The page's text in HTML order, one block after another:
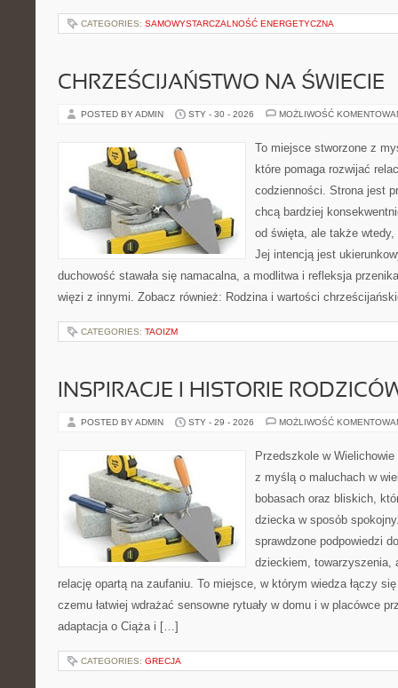
CATEGORIES: SAMOWYSTARCZALNOŚĆ ENERGETYCZNA
CHRZEŚCIJAŃSTWO NA ŚWIECIE
POSTED BY ADMIN STY - 30 - 2026 MOŻLIWOŚĆ
To miejsce stworzone z
które pomaga rozwijać
codzienności. Strona jest
chcą bardziej
od święta, ale także
Jej intencją jest
duchowość stawała się namacalna, a modlitwa i refleksja
więzi z innymi. Zobacz również: Rodzina i wartości
CATEGORIES: TAOIZM
INSPIRACJE I HISTORIE
POSTED BY ADMIN STY - 29 - 2026 MOŻLIWOŚĆ
Przedszkole w
z myślą o maluchach w
bobasach oraz bliskich,
dziecka w sposób
sprawdzone podpowiedzi
dzieckiem, towarzyszenia,
relację opartą na zaufaniu. To miejsce, w którym wiedza łączy
czemu łatwiej wdrażać sensowne rytuały w domu i w placówce
adaptacja o Ciąża i […]
CATEGORIES: GRECJA